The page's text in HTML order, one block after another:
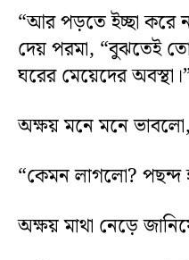
“আর পড়তে ইচ্ছা করে
দেয় পরমা, “বুঝতেই
ঘরের মেয়েদের
অক্ষয় মনে মনে
“কেমন লাগলো? পছন্দ
অক্ষয় মাথা নেড়ে